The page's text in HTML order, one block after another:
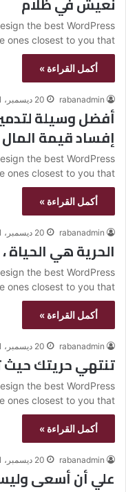
the best WordPress
ones closest to you that…
أكمل القراءة »
rabanadmin 20 ديسمبر، 2021
أفضل وسيلة
إفساد قيمة المال
the best WordPress
ones closest to you that…
أكمل القراءة »
rabanadmin 20 ديسمبر، 2021
‫الحرية هي الحياة
the best WordPress
ones closest to you that…
أكمل القراءة »
rabanadmin 20 ديسمبر، 2021
تنتهي حريتك حيث
the best WordPress
ones closest to you that…
أكمل القراءة »
rabanadmin 20 ديسمبر، 2021
علي أن أسعى